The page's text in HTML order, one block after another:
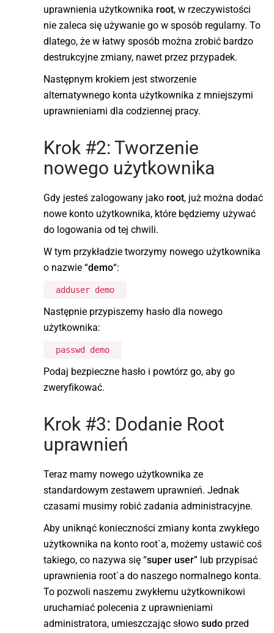
uprawnienia użytkownika root, w rzeczywistości
nie zaleca się używanie go w sposób regularny. To
dlatego, że w łatwy sposób można zrobić bardzo
destrukcyjne zmiany, nawet przez przypadek.
Następnym krokiem jest stworzenie
alternatywnego konta użytkownika z mniejszymi
uprawnieniami dla codziennej pracy.
Krok #2: Tworzenie
nowego użytkownika
Gdy jesteś zalogowany jako root, już można dodać
nowe konto użytkownika, które będziemy używać
do logowania od tej chwili.
W tym przykładzie tworzymy nowego użytkownika
o nazwie “demo“:
adduser demo
Następnie przypiszemy hasło dla nowego
użytkownika:
passwd demo
Podaj bezpieczne hasło i powtórz go, aby go
zweryfikować.
Krok #3: Dodanie Root
uprawnień
Teraz mamy nowego użytkownika ze
standardowym zestawem uprawnień. Jednak
czasami musimy robić zadania administracyjne.
Aby uniknąć konieczności zmiany konta zwykłego
użytkownika na konto root`a, możemy ustawić coś
takiego, co nazywa się “super user” lub przypisać
uprawnienia root`a do naszego normalnego konta.
To pozwoli naszemu zwykłemu użytkownikowi
uruchamiać polecenia z uprawnieniami
administratora, umieszczając słowo sudo przed